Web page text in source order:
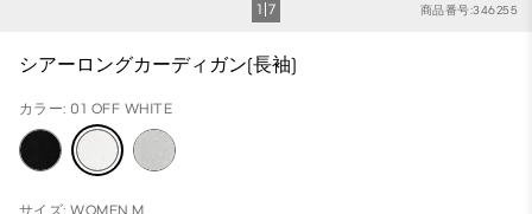
商品番号:346255
1 7
シアーロングカーディガン(長袖)
カラー: 01 OFF WHITE